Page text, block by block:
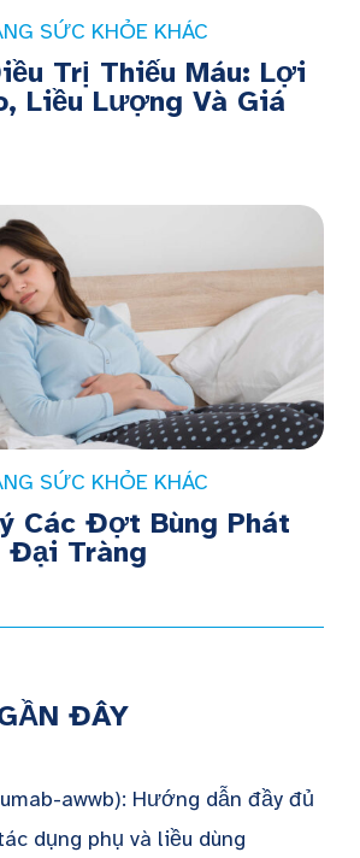
SỨC KHỎE KHÁC
Trị Thiếu Máu: Lợi
Liều Lượng Và Giá
SỨC KHỎE KHÁC
Các Đợt Bùng Phát
Đại Tràng
ĐÂY
awwb): Hướng dẫn đầy đủ
dụng phụ và liều dùng